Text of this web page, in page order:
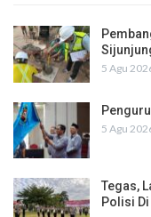
5 Agu
5 Agu
Tegas,
Polisi